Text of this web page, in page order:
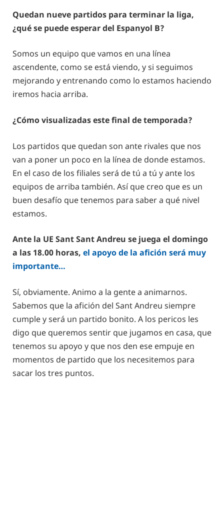
Quedan nueve partidos para terminar la liga,
¿qué se puede esperar del Espanyol B?
Somos un equipo que vamos en una línea
ascendente, como se está viendo, y si seguimos
mejorando y entrenando como lo estamos haciendo
iremos hacia arriba.
¿Cómo visualizadas este final de temporada?
Los partidos que quedan son ante rivales que nos
van a poner un poco en la línea de donde estamos.
En el caso de los filiales será de tú a tú y ante los
equipos de arriba también. Así que creo que es un
buen desafío que tenemos para saber a qué nivel
estamos.
Ante la UE Sant Sant Andreu se juega el domingo
a las 18.00 horas, el apoyo de la afición será muy
importante…
Sí, obviamente. Animo a la gente a animarnos.
Sabemos que la afición del Sant Andreu siempre
cumple y será un partido bonito. A los pericos les
digo que queremos sentir que jugamos en casa, que
tenemos su apoyo y que nos den ese empuje en
momentos de partido que los necesitemos para
sacar los tres puntos.